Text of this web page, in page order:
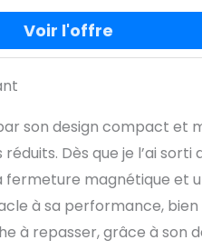
son design compact et
Dès que je l’ai sorti
magnétique et
à sa performance,
à repasser, grâce à son